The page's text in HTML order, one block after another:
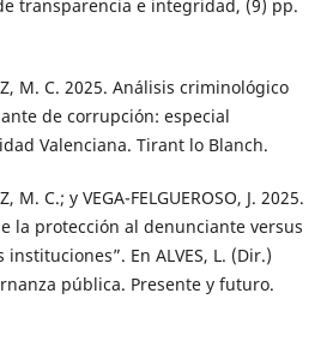
transparencia e integridad, (9) pp.
M. C. 2025. Análisis criminológico
de corrupción: especial
Valenciana. Tirant lo Blanch.
M. C.; y VEGA-FELGUEROSO, J. 2025.
la protección al denunciante versus
En ALVES, L. (Dir.)
pública. Presente y futuro.